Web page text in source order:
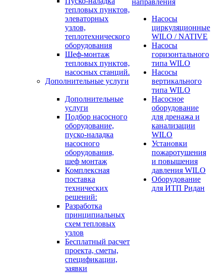
тепловых пунктов,
элеваторных
узлов,
теплотехнического
оборудования
Шеф-монтаж
тепловых пунктов,
насосных станций.
Дополнительные услуги
Дополнительные
услуги
Подбор насосного
оборудование,
пуско-наладка
насосного
оборудования,
шеф монтаж
Комплексная
поставка
технических
решений:
Разработка
принципиальных
схем тепловых
узлов
Бесплатный расчет
проекта, сметы,
спецификации,
заявки
направления
Насосы
циркуляционные
WILO / NATIVE
Насосы
горизонтального
типа WILO
Насосы
вертикального
типа WILO
Насосное
оборудование
для дренажа и
канализации
WILO
Установки
пожаротушения
и повышения
давления WILO
Оборудование
для ИТП Ридан